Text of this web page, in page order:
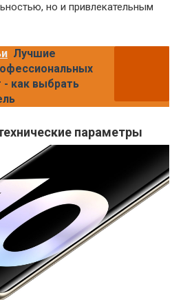
но и привлекательным
Лучшие
как выбрать
параметры